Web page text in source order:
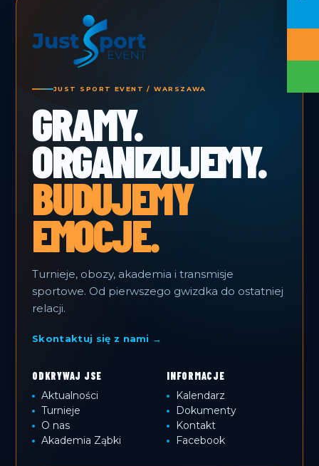
JUST SPORT EVENT / WARSZAWA
GRAMY.
ORGANIZUJEMY.
BUDUJEMY
EMOCJE.
Turnieje, obozy, akademia i transmisje
sportowe. Od pierwszego gwizdka do ostatniej
relacji.
Skontaktuj się z nami →
ODKRYWAJ JSE
Aktualności
Turnieje
O nas
Akademia Ząbki
INFORMACJE
Kalendarz
Dokumenty
Kontakt
Facebook